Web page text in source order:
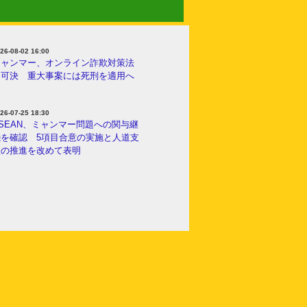
08-02 16:00
ャンマー、オンライン詐欺対策法
可決 重大事案には死刑を適用へ
07-25 18:30
、ミャンマー問題への関与継
確認 5項目合意の実施と人道支
推進を改めて表明